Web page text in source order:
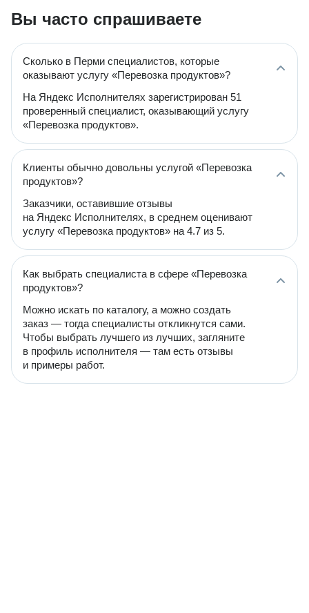
Вы часто спрашиваете
Сколько в Перми специалистов, которые
оказывают услугу «Перевозка продуктов»?
На Яндекс Исполнителях зарегистрирован 51
проверенный специалист, оказывающий услугу
«Перевозка продуктов».
Клиенты обычно довольны услугой «Перевозка
продуктов»?
Заказчики, оставившие отзывы
на Яндекс Исполнителях, в среднем оценивают
услугу «Перевозка продуктов» на 4.7 из 5.
Как выбрать специалиста в сфере «Перевозка
продуктов»?
Можно искать по каталогу, а можно создать
заказ — тогда специалисты откликнутся сами.
Чтобы выбрать лучшего из лучших, загляните
в профиль исполнителя — там есть отзывы
и примеры работ.